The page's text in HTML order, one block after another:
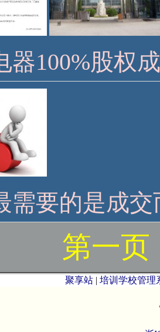
器100%股权
需要的是成
第一页
聚享站 | 培训学校管理